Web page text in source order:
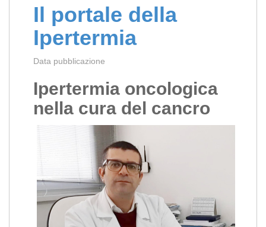
Il portale della
Ipertermia
Data pubblicazione
Ipertermia oncologica
nella cura del cancro